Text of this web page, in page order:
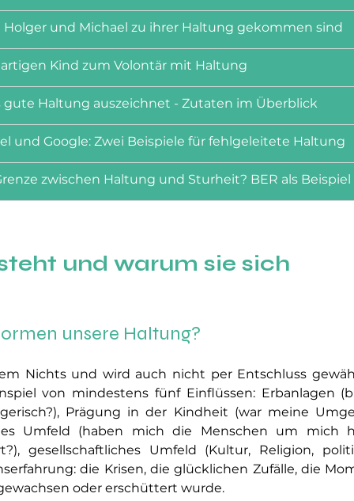
Holger und Michael zu ihrer Haltung gekommen sind
artigen Kind zum Volontär mit Haltung
gute Haltung auszeichnet - Zutaten im Überblick
und Google: Zwei Beispiele für fehlgeleitete Haltung
zwischen Haltung und Sturheit? BER als Beispiel
und warum sie sich
unsere Haltung?
Nichts und wird auch nicht per Entschluss
von mindestens fünf Einflüssen: Erbanlagen
Prägung in der Kindheit (war meine
Umfeld (haben mich die Menschen um mich
gesellschaftliches Umfeld (Kultur, Religion,
die Krisen, die glücklichen Zufälle, die
oder erschüttert wurde.